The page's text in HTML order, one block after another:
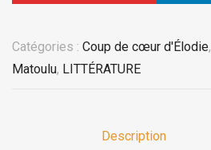
Catégories : Coup de cœur d'Élodie,
Matoulu, LITTÉRATURE
Description